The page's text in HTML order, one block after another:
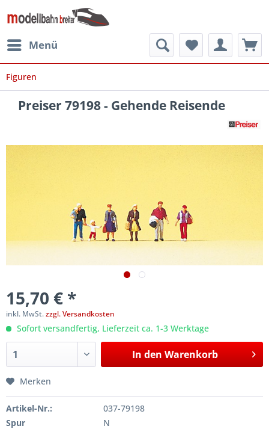
Menü
Figuren
Preiser 79198 - Gehende Reisende
15,70 € *
inkl. MwSt.zzgl. Versandkosten
Sofort versandfertig, Lieferzeit ca. 1-3 Werktage
In den Warenkorb
Merken
Artikel-Nr.:
037-79198
Spur
N